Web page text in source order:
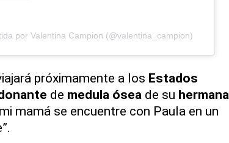
por Valentina Campion (@valentina_campion)
próximamente a los Estados
de medula ósea de su hermana
mamá se encuentre con Paula en un